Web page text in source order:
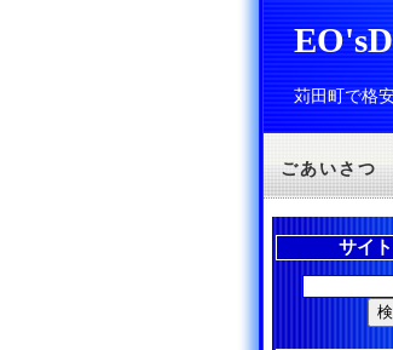
苅田町で格
ごあいさつ
サイ